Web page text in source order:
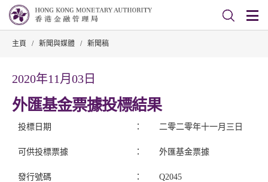
主頁 / 新聞與媒體 / 新聞稿
2020年11月03日
外匯基金票據投標結果
投標日期 ： 二零二零年十一月三日
可供投標票據 ： 外匯基金票據
發行號碼 ： Q2045